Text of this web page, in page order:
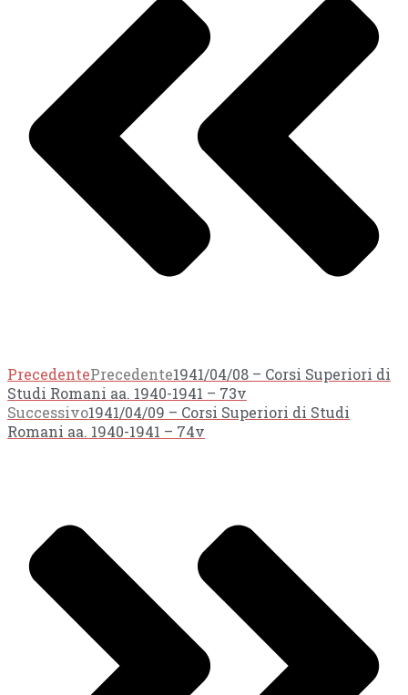
PrecedentePrecedente1941/04/08 – Corsi Superiori di
Studi Romani aa. 1940-1941 – 73v
Successivo1941/04/09 – Corsi Superiori di Studi
Romani aa. 1940-1941 – 74v